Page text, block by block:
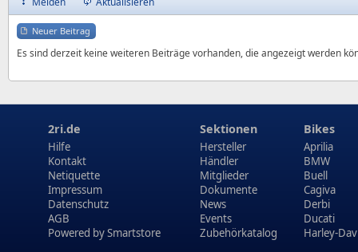
Neuer Beitrag
Es sind derzeit keine weiteren Beiträge vorhanden, die angezeigt werden
2ri.de
Hilfe
Kontakt
Netiquette
Impressum
Datenschutz
AGB
Powered bySmartstore
Sektionen
Hersteller
Händler
Mitglieder
Dokumente
News
Events
Zubehörkatalog
Bikes
Aprilia
BMW
Buell
Cagiva
Derbi
Ducati
Harley-